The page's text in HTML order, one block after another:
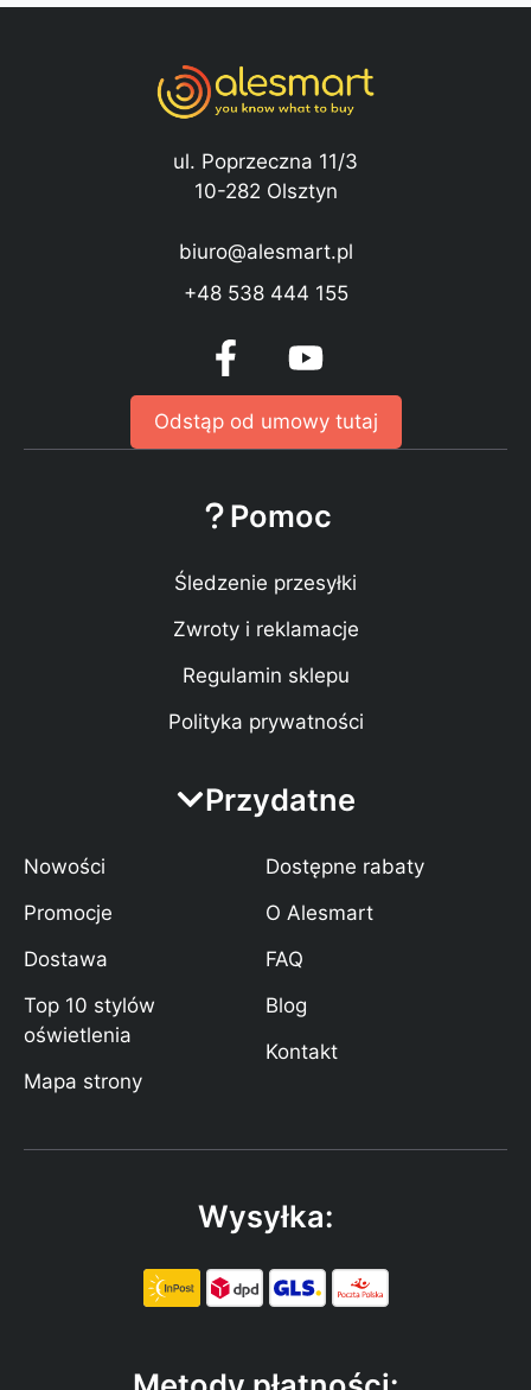
ul. Poprzeczna 11/3
10-282 Olsztyn
biuro@alesmart.pl
+48 538 444 155
Odstąp od umowy tutaj
Pomoc
Śledzenie przesyłki
Zwroty i reklamacje
Regulamin sklepu
Polityka prywatności
Przydatne
Nowości
Promocje
Dostawa
Top 10 stylów
oświetlenia
Mapa strony
Dostępne rabaty
O Alesmart
FAQ
Blog
Kontakt
Wysyłka: